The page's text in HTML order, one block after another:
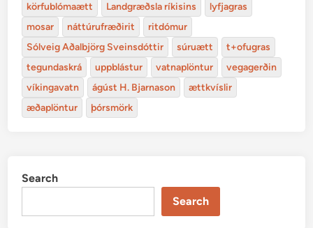
körfublómaætt
Landgræðsla ríkisins
lyfjagras
mosar
náttúrufræðirit
ritdómur
Sólveig Aðalbjörg Sveinsdóttir
súruætt
t+ofugras
tegundaskrá
uppblástur vatnaplöntur
vegagerðin
víkingavatn
ágúst H. Bjarnason
ættkvíslir
æðaplöntur
þórsmörk
Search
Search